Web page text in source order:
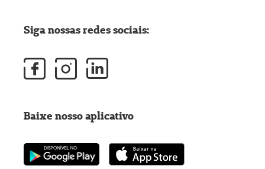
Siga nossas redes sociais:
Baixe nosso aplicativo